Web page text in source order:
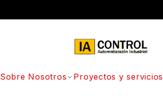
Sobre Nosotros Proyectos y servicios